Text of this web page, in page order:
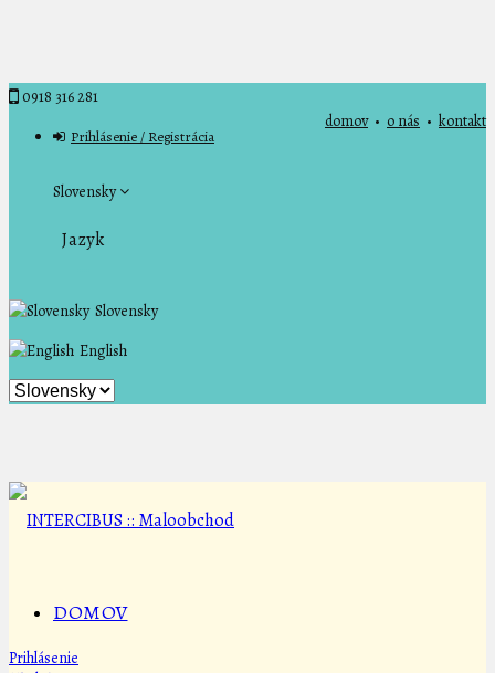
0918 316 281
domov• o nás • kontakt
Prihlásenie / Registrácia
Slovensky
Jazyk
Slovensky
English
DOMOV
Prihlásenie